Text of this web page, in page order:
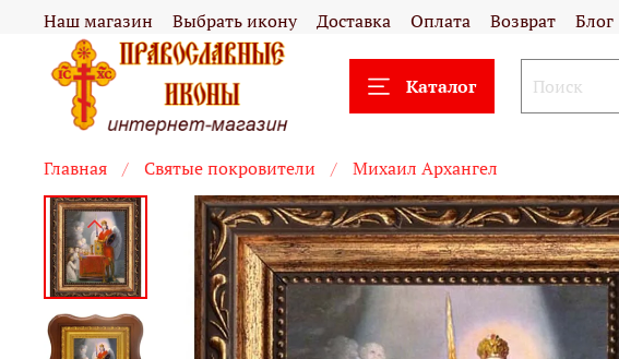
Наш магазин Выбрать икону Доставка Оплата Возврат Блог
Каталог
Главная Святые покровители Михаил Архангел